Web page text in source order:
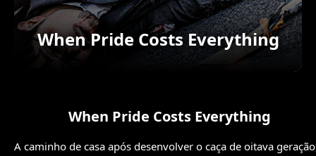
When Pride Costs Everything
When Pride Costs Everything
A caminho de casa após desenvolver o caça de oitava